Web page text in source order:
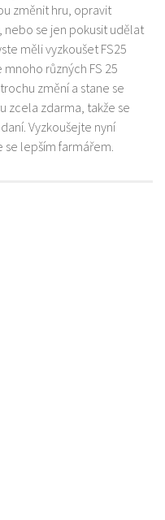
změnit hru, opravit
se jen pokusit udělat
měli vyzkoušet FS25
různých FS 25
změní a stane se
zcela zdarma, takže se
Vyzkoušejte nyní
se lepším farmářem.